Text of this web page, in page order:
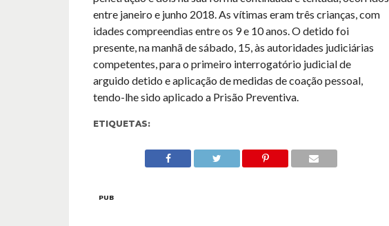
entre janeiro e junho 2018. As vítimas eram três crianças, com
idades compreendias entre os 9 e 10 anos. O detido foi
presente, na manhã de sábado, 15, às autoridades judiciárias
competentes, para o primeiro interrogatório judicial de
arguido detido e aplicação de medidas de coação pessoal,
tendo-lhe sido aplicado a Prisão Preventiva.
ETIQUETAS:
PUB